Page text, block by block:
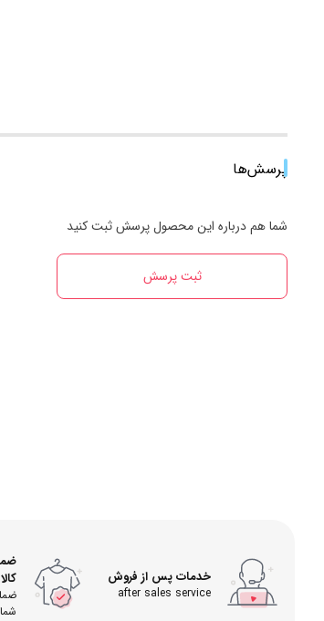
پرسش‌ها
شما هم درباره این محصول پرسش ثبت کنید
ثبت پرسش
خدمات پس از فروش
after sales service
کالا
شما